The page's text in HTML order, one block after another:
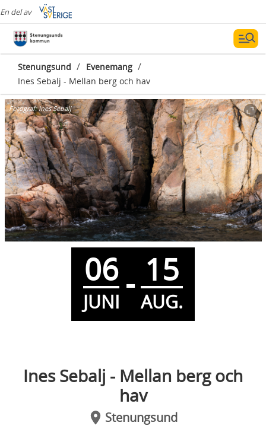
En del av
Stenungsund / Evenemang /
Ines Sebalj - Mellan berg och hav
Fotograf:Ines Sebalj
06
JUNI - 15
AUG.
Ines Sebalj - Mellan berg och
hav
Stenungsund